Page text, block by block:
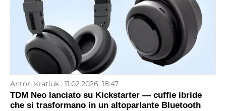
Anton Kratiuk 11.02.2026, 18:47
TDM Neo lanciato su Kickstarter — cuffie ibride
che si trasformano in un altoparlante Bluetooth